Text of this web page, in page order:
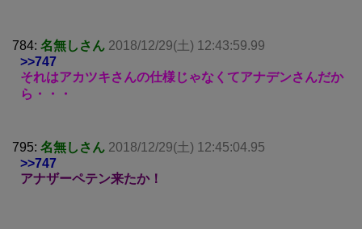
784: 名無しさん 2018/12/29(土) 12:43:59.99
>>747
それはアカツキさんの仕様じゃなくてアナデンさんだか
ら・・・
795: 名無しさん 2018/12/29(土) 12:45:04.95
>>747
アナザーペテン来たか！